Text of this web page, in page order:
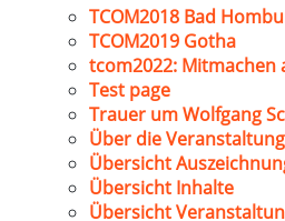
TCOM2018 Bad
TCOM2019 Gotha
tcom2022: Mitmachen
Test page
Trauer um Wolfgang
Über die Veranstaltung
Übersicht
Übersicht Inhalte
Übersicht